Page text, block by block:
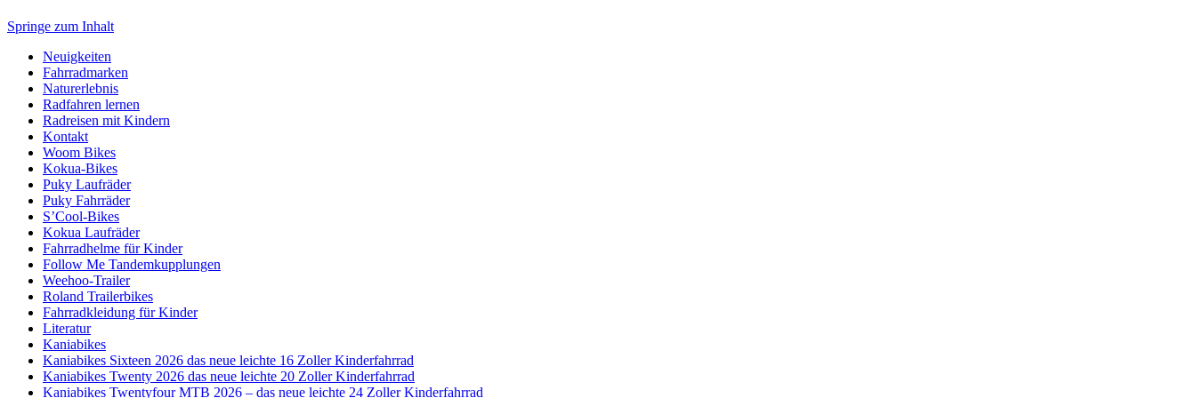
Springe zum Inhalt
Neuigkeiten
Fahrradmarken
Naturerlebnis
Radfahren lernen
Radreisen mit Kindern
Kontakt
Woom Bikes
Kokua-Bikes
Puky Laufräder
Puky Fahrräder
S’Cool-Bikes
Kokua Laufräder
Fahrradhelme für Kinder
Follow Me Tandemkupplungen
Weehoo-Trailer
Roland Trailerbikes
Fahrradkleidung für Kinder
Literatur
Kaniabikes
Kaniabikes Sixteen 2026 das neue leichte 16 Zoller Kinderfahrrad
Kaniabikes Twenty 2026 das neue leichte 20 Zoller Kinderfahrrad
Kaniabikes Twentyfour MTB 2026 – das neue leichte 24 Zoller Kinderfahrrad